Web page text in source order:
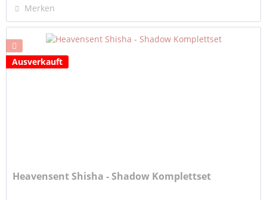
Merken
Ausverkauft
Heavensent Shisha - Shadow Komplettset